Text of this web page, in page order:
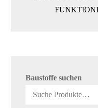
Baustoffe suchen